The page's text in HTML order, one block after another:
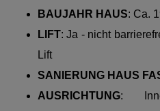
BAUJAHR HAUS: Ca.
LIFT: Ja - nicht
Lift
SANIERUNG HAUS
AUSRICHTUNG: